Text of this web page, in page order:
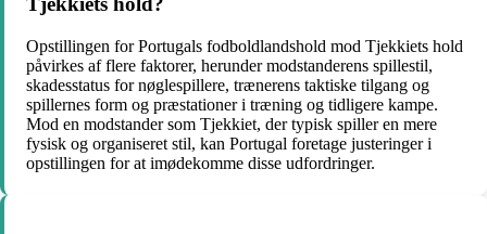
Opstillingen for Portugals fodboldlandshold mod Tjekkiets hold
påvirkes af flere faktorer, herunder modstanderens spillestil,
skadesstatus for nøglespillere, trænerens taktiske tilgang og
spillernes form og præstationer i træning og tidligere kampe.
Mod en modstander som Tjekkiet, der typisk spiller en mere
fysisk og organiseret stil, kan Portugal foretage justeringer i
opstillingen for at imødekomme disse udfordringer.